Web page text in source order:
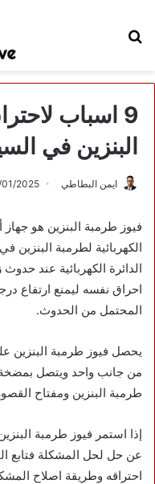
9 اسباب
البنزين في
ايمن البطاطي 2025
فيوز طرمبة البنزين هو جهاز
الكهربائية لطرمبة
الدائرة الكهربائية عند
احراق نفسه ليمنع ارتفاع
المحتمل من الحدوث.
يحصل فيوز طرمبة البنزين
من جانب واحد ويتصل بمضخة
طرمبة البنزين ومفتاح
إذا استمر فيوز طرمبة
عن حل لحل المشكلة فتابع
احتراقه وطريقة اصلاح